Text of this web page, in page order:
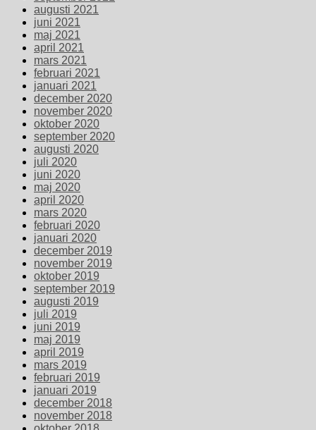
augusti 2021
juni 2021
maj 2021
april 2021
mars 2021
februari 2021
januari 2021
december 2020
november 2020
oktober 2020
september 2020
augusti 2020
juli 2020
juni 2020
maj 2020
april 2020
mars 2020
februari 2020
januari 2020
december 2019
november 2019
oktober 2019
september 2019
augusti 2019
juli 2019
juni 2019
maj 2019
april 2019
mars 2019
februari 2019
januari 2019
december 2018
november 2018